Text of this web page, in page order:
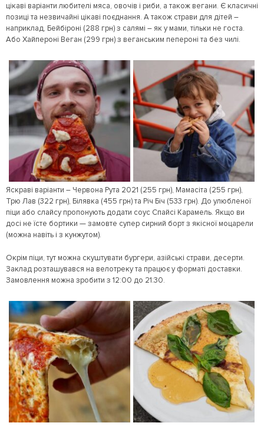
цікаві варіанти любителі мяса, овочів і риби, а також вегани. Є класичні
позиці та незвичайні цікаві поєднання. А також страви для дітей –
наприклад, Бейбіроні (288 грн) з салямі – як у мами, тільки не госта.
Або Хайпероні Веган (299 грн) з веганським пепероні та без чилі.
Яскраві варіанти – Червона Рута 2021 (255 грн), Мамасіта (255 грн),
Трю Лав (322 грн), Білявка (455 грн) та Річ Біч (533 грн). До улюбленої
піци або слайсу пропонують додати соус Спайсі Карамель. Якщо ви
досі не їсте бортики — замовте супер сирний борт з якісної моцарели
(можна навіть і з кунжутом).
Окрім піци, тут можна скуштувати бургери, азійські страви, десерти.
Заклад розташувався на велотреку та працює у форматі доставки.
Замовлення можна зробити з 12:00 до 21:30.